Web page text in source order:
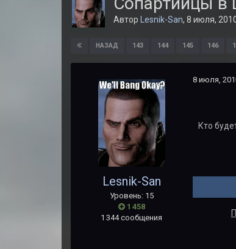
Автор Lesnik-San, 8 июля,
НАЗАД 143 144 145 146
Lesnik-San
Уровень: 15
1 458
1 344 сообщения
8 июля,
Кто